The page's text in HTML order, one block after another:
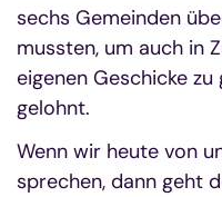
sechs Gemeinden
mussten, um auch in
eigenen Geschicke
gelohnt.
Wenn wir heute von
sprechen, dann geht